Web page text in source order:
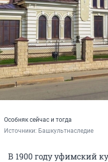
Особняк сейчас и тогда
Источники: Башкультнаследие
В 1900 году уфимский